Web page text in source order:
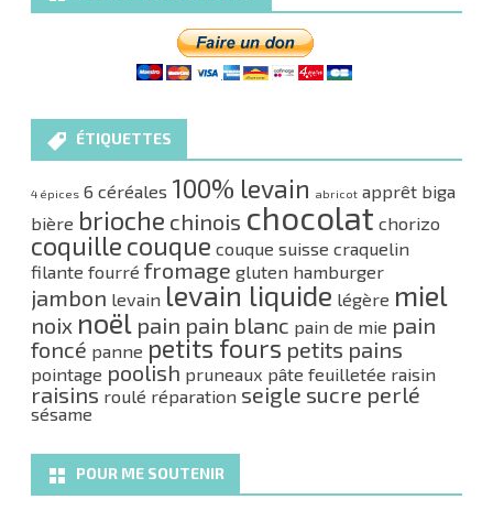
ÉTIQUETTES
4 épices 6 céréales 100% levain abricot apprêt biga
bière brioche chinois chocolat chorizo
coquille couque couque suisse craquelin
filante fourré fromage gluten hamburger
jambon levain levain liquide légère miel
noix noël pain pain blanc pain de mie pain
foncé panne petits fours petits pains
pointage poolish pruneaux pâte feuilletée raisin
raisins roulé réparation seigle sucre perlé
sésame
POUR ME SOUTENIR